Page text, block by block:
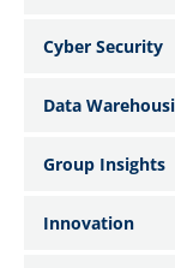
Cyber Security
Data
Group Insights
Innovation